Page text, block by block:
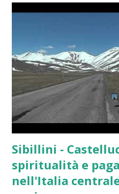
Serie A si conferma un
nazionale, stimato in oltre 11
effetti diretti, indiretti e indotti,
130.000 posti di lavoro. La
particolarmente ricca di eventi
ha conquistato il suo terzo
trionfo, un successo storico
notevole anche sui conti de...
Sibillini -
spiritualità e
nell'Italia